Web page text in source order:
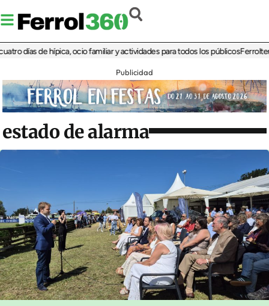
de hípica, ocio familiar y actividades para todos los públicosFerrolterra
Publicidad
estado de alarma